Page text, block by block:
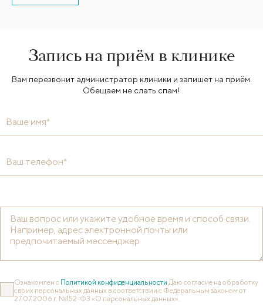
Запись на приём в клинике
Вам перезвонит администратор клиники и запишет на приём.
Обещаем не слать спам!
Ваше имя*
Ваш телефон*
Ознакомлен с Политикой конфиденциальности Даю согласие на обработку
своих персональных данных в соответствии с Федеральным законом от
27.07.2006 г. №152-ФЗ «О персональных данных».